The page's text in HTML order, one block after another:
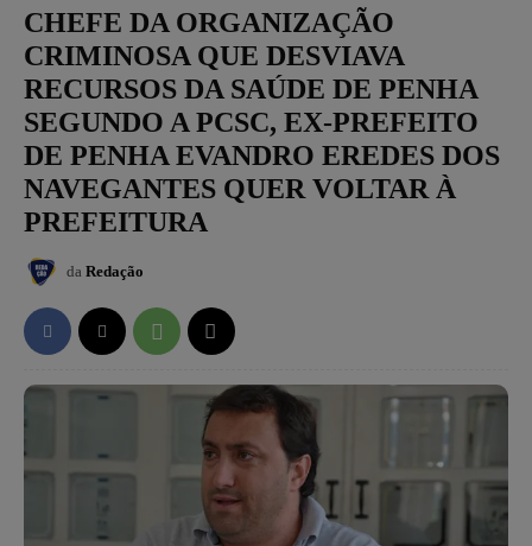
CHEFE DA ORGANIZAÇÃO
CRIMINOSA QUE DESVIAVA
RECURSOS DA SAÚDE DE PENHA
SEGUNDO A PCSC, EX-PREFEITO
DE PENHA EVANDRO EREDES DOS
NAVEGANTES QUER VOLTAR À
PREFEITURA
da Redação